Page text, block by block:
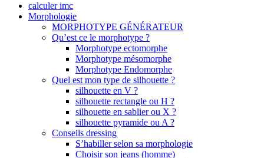
calculer imc
Morphologie
MORPHOTYPE GÉNÉRATEUR
Qu’est ce le morphotype ?
Morphotype ectomorphe
Morphotype mésomorphe
Morphotype Endomorphe
Quel est mon type de silhouette ?
silhouette en V ?
silhouette rectangle ou H ?
silhouette en sablier ou X ?
silhouette pyramide ou A ?
Conseils dressing
S’habiller selon sa morphologie
Choisir son jeans (homme)